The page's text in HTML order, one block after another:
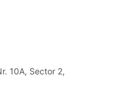
10A, Sector 2,